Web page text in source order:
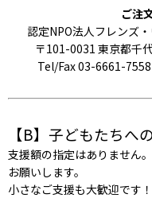
ご注
認定NPO法人フレンズ
〒101-0031 東京都千
Tel/Fax 03-6661-
【B】子どもたちへ
支援額の指定はありません
お願いします。
小さなご支援も大歓迎です！